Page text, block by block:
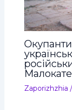
Zaporizhzhia /